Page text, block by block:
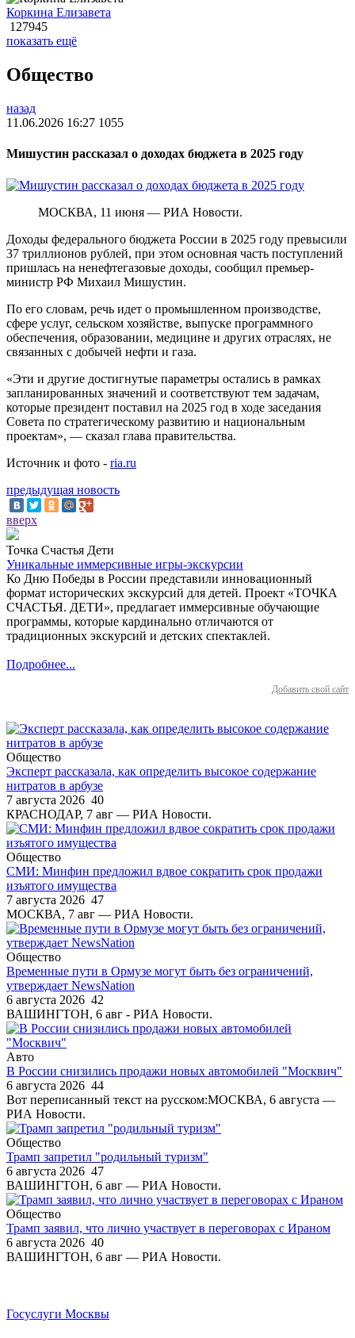
Коркина Елизавета
127945
показать ещё
Общество
назад
11.06.2026 16:27 1055
Мишустин рассказал о доходах бюджета в 2025 году
МОСКВА, 11 июня — РИА Новости.
Доходы федерального бюджета России в 2025 году превысили
37 триллионов рублей, при этом основная часть поступлений
пришлась на ненефтегазовые доходы, сообщил премьер-
министр РФ Михаил Мишустин.
По его словам, речь идет о промышленном производстве,
сфере услуг, сельском хозяйстве, выпуске программного
обеспечения, образовании, медицине и других отраслях, не
связанных с добычей нефти и газа.
«Эти и другие достигнутые параметры остались в рамках
запланированных значений и соответствуют тем задачам,
которые президент поставил на 2025 год в ходе заседания
Совета по стратегическому развитию и национальным
проектам», — сказал глава правительства.
Источник и фото - ria.ru
предыдущая новость
вверх
Точка Счастья Дети
Уникальные иммерсивные игры-экскурсии
Ко Дню Победы в России представили инновационный
формат исторических экскурсий для детей. Проект «ТОЧКА
СЧАСТЬЯ. ДЕТИ», предлагает иммерсивные обучающие
программы, которые кардинально отличаются от
традиционных экскурсий и детских спектаклей.
Подробнее...
Добавить свой сайт
Общество
Эксперт рассказала, как определить высокое содержание
нитратов в арбузе
7 августа 2026 40
КРАСНОДАР, 7 авг — РИА Новости.
Общество
СМИ: Минфин предложил вдвое сократить срок продажи
изъятого имущества
7 августа 2026 47
МОСКВА, 7 авг — РИА Новости.
Общество
Временные пути в Ормузе могут быть без ограничений,
утверждает NewsNation
6 августа 2026 42
ВАШИНГТОН, 6 авг - РИА Новости.
Авто
В России снизились продажи новых автомобилей "Москвич"
6 августа 2026 44
Вот переписанный текст на русском:МОСКВА, 6 августа —
РИА Новости.
Общество
Трамп запретил "родильный туризм"
6 августа 2026 47
ВАШИНГТОН, 6 авг — РИА Новости.
Общество
Трамп заявил, что лично участвует в переговорах с Ираном
6 августа 2026 40
ВАШИНГТОН, 6 авг — РИА Новости.
Госуслуги Москвы